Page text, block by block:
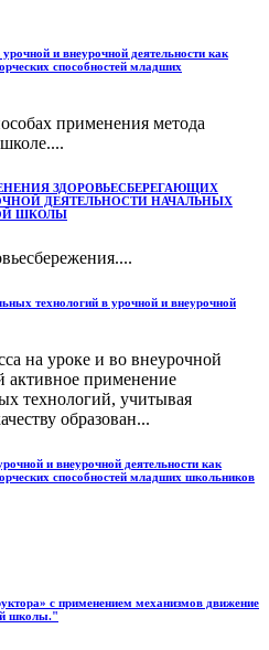
и внеурочной деятельности как
способностей младших
применения метода
ЗДОРОВЬЕСБЕРЕГАЮЩИХ
ДЕЯТЕЛЬНОСТИ НАЧАЛЬНЫХ
ШКОЛЫ
технологий в урочной и внеурочной
на уроке и во внеурочной
активное применение
технологий, учитывая
образован...
и внеурочной деятельности как
способностей младших школьников
с применением механизмов движение
школы."